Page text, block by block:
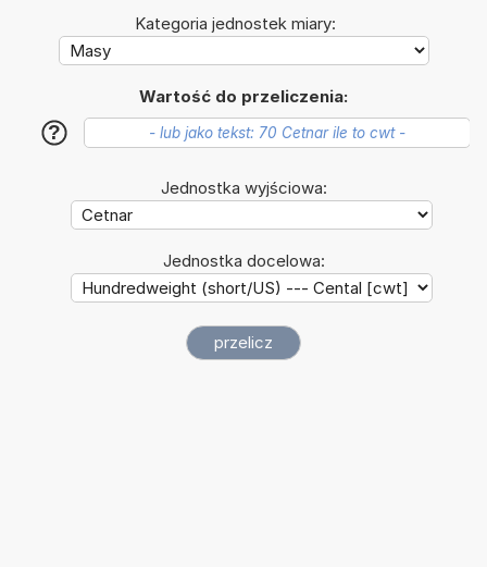
Kategoria jednostek miary:
Wartość do przeliczenia:
?
Jednostka wyjściowa:
Jednostka docelowa: